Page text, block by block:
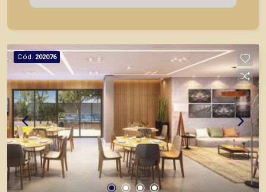
2024. * Consultar valores atualizados e unidades
Cód. 202076